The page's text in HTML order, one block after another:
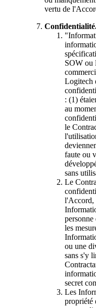
vertu de
SOW ou
Logitech
: (1)
au
le
faute ou
sans
Le
l'Accord,
les
ou une
sans s'y
secret
Les
propriété